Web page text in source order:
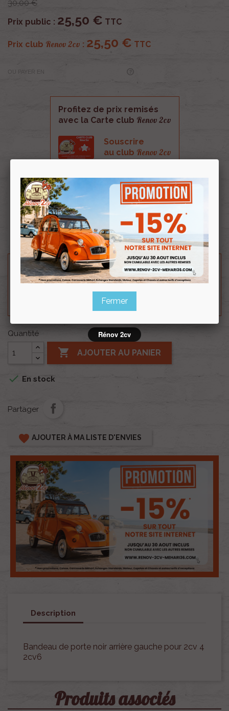
30,00 €
Prix public : 25,50 € TTC
Prix club Renov 2cv : 25,50 € TTC
OU PAYER EN
Profitez de prix remisés
avec la Carte club Renov 2cv
Souscrire
au club Renov 2cv
Bandeau de porte noir arrière gauche pour 2cv 4
2cv6.
Pour la fixation prévoir 3x réf 002786 et 1x réf
002785.
Besoin d'un renseignement technique sur le produit
? N'hésitez pas à contacter notre service
0254 277 154ou par mail à
renov2cv.technique@gmail.com
Quantité
 AJOUTER AU PANIER
 En stock
Partager
favorite AJOUTER À MA LISTE D'ENVIES
Description
Bandeau de porte noir arrière gauche pour 2cv 4
2cv6
Produits associés
Fermer
Rénov 2cv